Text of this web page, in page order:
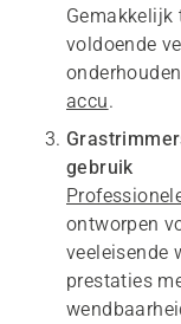
Gemakkelijk
voldoende
accu.
gebruik
ontworpen
veeleisende
prestaties